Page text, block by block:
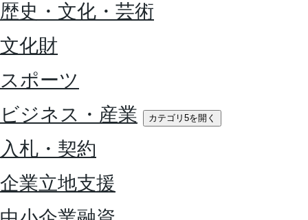
歴史・文化・芸術
文化財
スポーツ
ビジネス・産業
カテゴリ5を開く
入札・契約
企業立地支援